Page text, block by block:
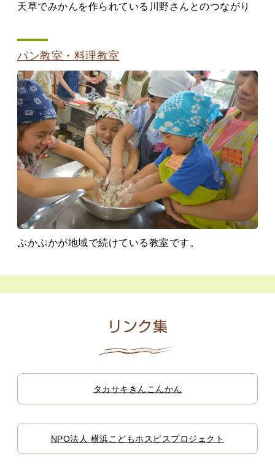
天草でみかんを作られている川野さんとのつながり
パン教室・料理教室
ぷかぷかが地域で続けている教室です。
リンク集
タカサキきんこんかん
NPO法人 横浜こどもホスピスプロジェクト